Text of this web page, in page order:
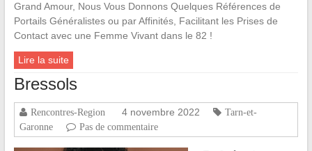
Grand Amour, Nous Vous Donnons Quelques Références de
Portails Généralistes ou par Affinités, Facilitant les Prises de
Contact avec une Femme Vivant dans le 82 !
Lire la suite
Bressols
Rencontres-Region 4 novembre 2022
Tarn-et-
Garonne
Pas de commentaire